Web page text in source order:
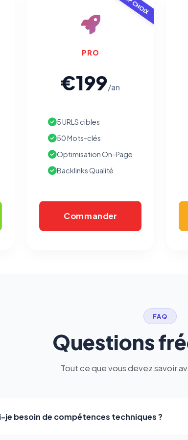
PRO
€199/an
5 URLS cibles
50 Mots-clés
Optimisation On-Page
Backlinks Qualité
Commander
FAQ
Questions
Tout ce que vous devez savoir
je besoin de compétences techniques ?
Traceurs des courriels
traçants (Art. 82 loi Informatique et Libertés
pixels 2026 / FAQ juillet 2026).
Ce suivi
vous opposer à ce suivi ») — sans vous
écrivez à